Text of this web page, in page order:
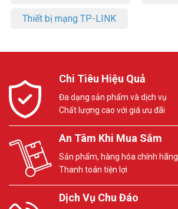
Thiết bị mạng TP-LINK
Chi Tiêu Hiệu Quả
Đa dạng sản phẩm và dịch vụ
Chất lượng cao với giá ưu đãi
An Tâm Khi Mua Sắm
Sản phẩm, hàng hóa chính hãng
Thanh toán tiện lợi
Dịch Vụ Chu Đáo